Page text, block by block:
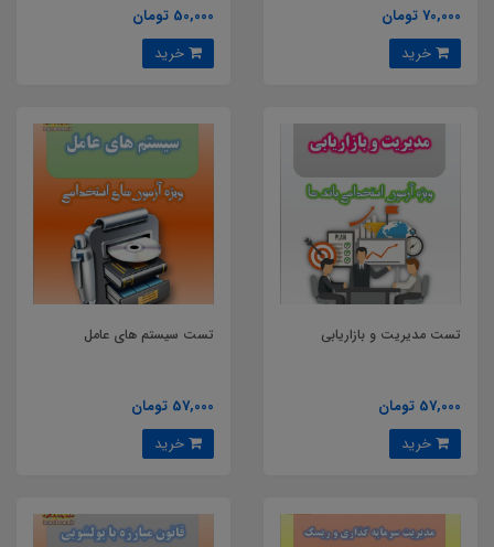
70,000 تومان
50,000 تومان
تست مدیریت و بازاریابی
57,000 تومان
تست سیستم های عامل
57,000 تومان